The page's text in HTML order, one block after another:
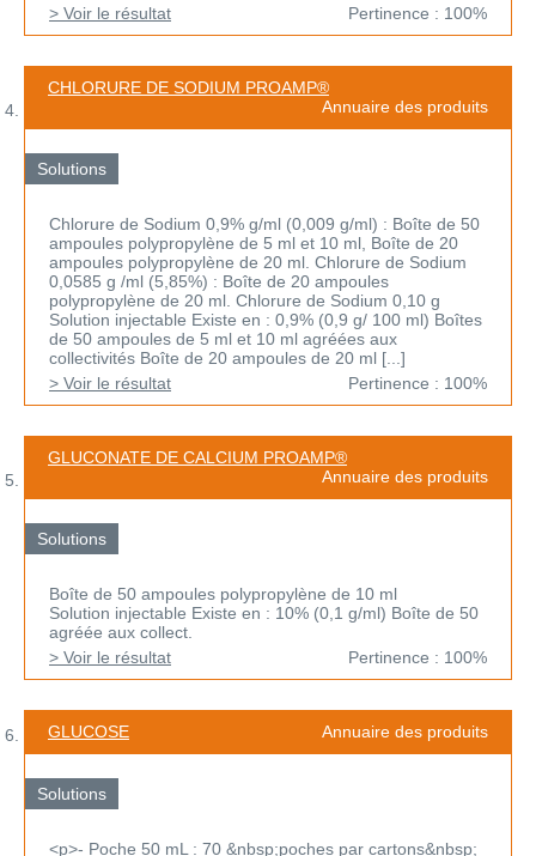
> Voir le résultat
Pertinence : 100%
CHLORURE DE SODIUM PROAMP®
Annuaire des produits
Solutions
Chlorure de Sodium 0,9% g/ml (0,009 g/ml) : Boîte de 50
ampoules polypropylène de 5 ml et 10 ml, Boîte de 20
ampoules polypropylène de 20 ml. Chlorure de Sodium
0,0585 g /ml (5,85%) : Boîte de 20 ampoules
polypropylène de 20 ml. Chlorure de Sodium 0,10 g
Solution injectable Existe en : 0,9% (0,9 g/ 100 ml) Boîtes
de 50 ampoules de 5 ml et 10 ml agréées aux
collectivités Boîte de 20 ampoules de 20 ml [...]
> Voir le résultat
Pertinence : 100%
GLUCONATE DE CALCIUM PROAMP®
Annuaire des produits
Solutions
Boîte de 50 ampoules polypropylène de 10 ml
Solution injectable Existe en : 10% (0,1 g/ml) Boîte de 50
agréée aux collect.
> Voir le résultat
Pertinence : 100%
GLUCOSE Annuaire des produits
Solutions
<p>- Poche 50 mL : 70 &nbsp;poches par cartons&nbsp;